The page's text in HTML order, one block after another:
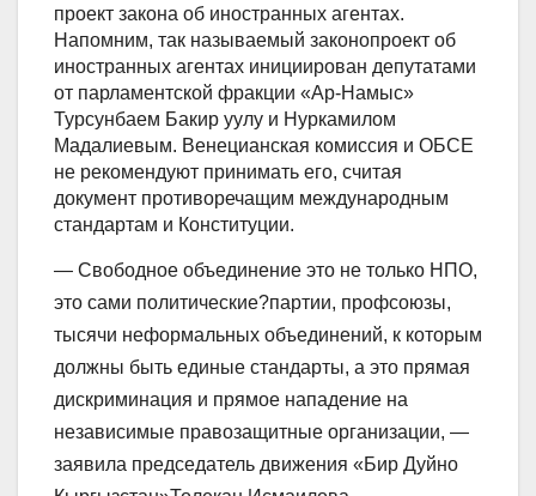
проект закона об иностранных агентах.
Напомним, так называемый законопроект об
иностранных агентах инициирован депутатами
от парламентской фракции «Ар-Намыс»
Турсунбаем Бакир уулу и Нуркамилом
Мадалиевым. Венецианская комиссия и ОБСЕ
не рекомендуют принимать его, считая
документ противоречащим международным
стандартам и Конституции.
— Свободное объединение это не только НПО,
это сами политические?партии, профсоюзы,
тысячи неформальных объединений, к которым
должны быть единые стандарты, а это прямая
дискриминация и прямое нападение на
независимые правозащитные организации, —
заявила председатель движения «Бир Дуйно